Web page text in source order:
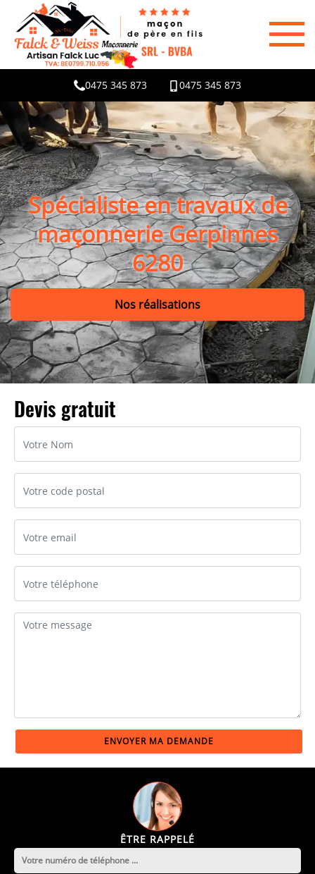
0475 345 873 0475 345 873
Spécialiste en travaux de
maçonnerie Gerpinnes
6280
Nos réalisations
Devis gratuit
ÊTRE RAPPELÉ